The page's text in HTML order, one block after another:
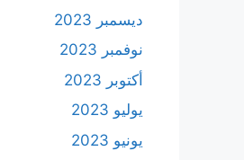
ديسمبر 2023
نوفمبر 2023
أكتوبر 2023
يوليو 2023
يونيو 2023